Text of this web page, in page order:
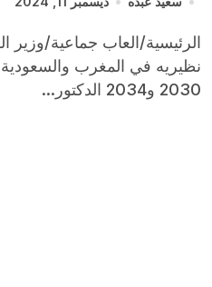
الرئيسية/العاب جماعية/وزير الشباب والرياضة يهنئ
نظيريه في المغرب
2030 و2034 الدكتور...